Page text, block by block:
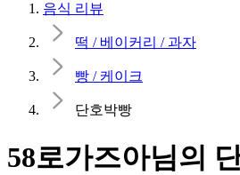
음식 리뷰
떡 / 베이커리 / 과자
빵 / 케이크
단호박빵
58로가즈아님의